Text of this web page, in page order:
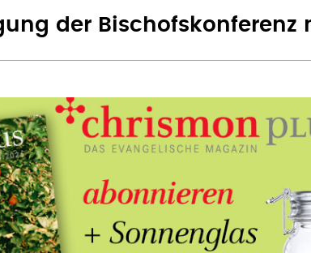
der Bischofskonferenz